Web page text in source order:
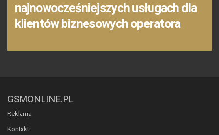
najnowocześniejszych usługach dla
klientów biznesowych operatora
GSMONLINE.PL
Reklama
Kontakt